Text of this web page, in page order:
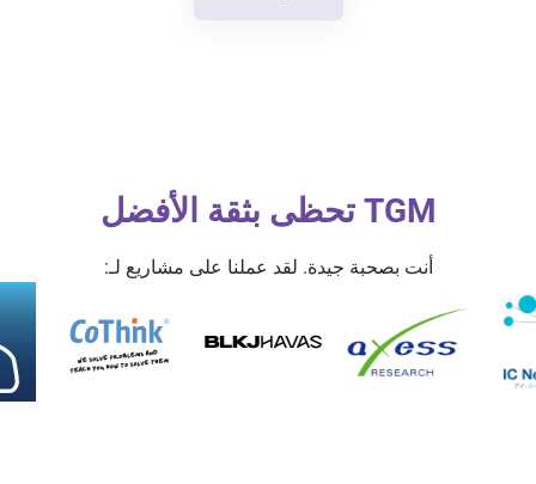
TGM تحظى بثقة الأفضل
أنت بصحبة جيدة. لقد عملنا على مشاريع لـ: